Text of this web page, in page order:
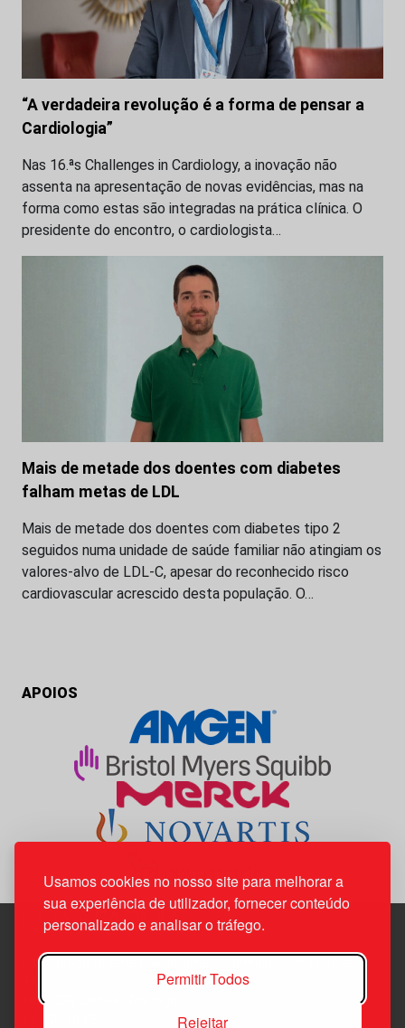
Usamos cookies no nosso site para melhorar a
sua experiência de utilizador, fornecer conteúdo
personalizado e analisar o tráfego.
Permitir Todos
Rejeitar
“A verdadeira revolução é a forma de pensar a
Cardiologia”
Nas 16.ªs Challenges in Cardiology, a inovação não
assenta na apresentação de novas evidências, mas na
forma como estas são integradas na prática clínica. O
presidente do encontro, o cardiologista…
Mais de metade dos doentes com diabetes
falham metas de LDL
Mais de metade dos doentes com diabetes tipo 2
seguidos numa unidade de saúde familiar não atingiam os
valores-alvo de LDL-C, apesar do reconhecido risco
cardiovascular acrescido desta população. O…
APOIOS
Edif. Lisboa Oriente | Av. Infante D. Henrique, n.º 333H, esc.
1800-282 Lisboa | Portugal